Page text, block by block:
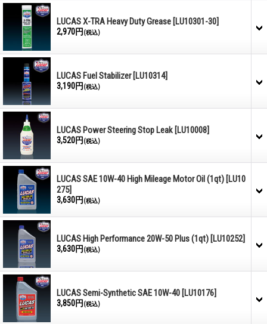
LUCAS X-TRA Heavy Duty Grease [LU10301-30]
2,970円 (税込)
LUCAS Fuel Stabilizer [LU10314]
3,190円 (税込)
LUCAS Power Steering Stop Leak [LU10008]
3,520円 (税込)
LUCAS SAE 10W-40 High Mileage Motor Oil (1qt) [LU10
275]
3,630円 (税込)
LUCAS High Performance 20W-50 Plus (1qt) [LU10252]
3,630円 (税込)
LUCAS Semi-Synthetic SAE 10W-40 [LU10176]
3,850円 (税込)